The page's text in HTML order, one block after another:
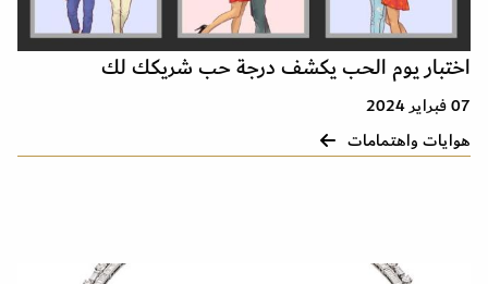
اختبار يوم الحب يكشف درجة حب شريكك لك
07 فبراير 2024
هوايات واهتمامات